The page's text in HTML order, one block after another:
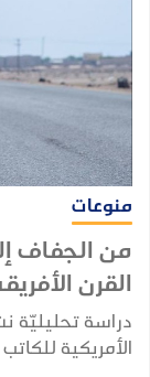
منوعات
من الجفاف
القرن
دراسة تحليليّة
الأمريكية